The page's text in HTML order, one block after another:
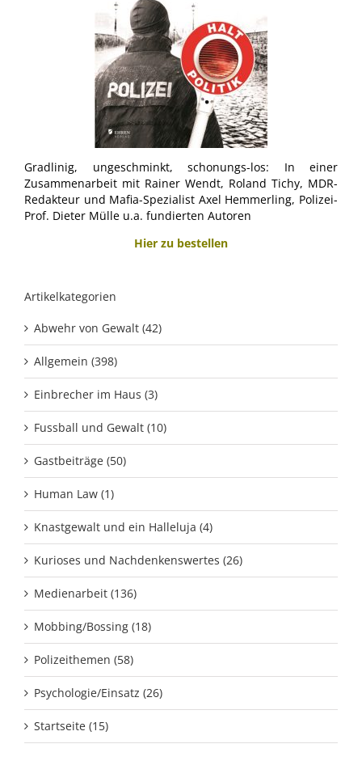
Gradlinig, ungeschminkt, schonungs-los: In einer
Zusammenarbeit mit Rainer Wendt, Roland Tichy, MDR-
Redakteur und Mafia-Spezialist Axel Hemmerling, Polizei-
Prof. Dieter Mülle u.a. fundierten Autoren
Hier zu bestellen
Artikelkategorien
Abwehr von Gewalt (42)
Allgemein (398)
Einbrecher im Haus (3)
Fussball und Gewalt (10)
Gastbeiträge (50)
Human Law (1)
Knastgewalt und ein Halleluja (4)
Kurioses und Nachdenkenswertes (26)
Medienarbeit (136)
Mobbing/Bossing (18)
Polizeithemen (58)
Psychologie/Einsatz (26)
Startseite (15)